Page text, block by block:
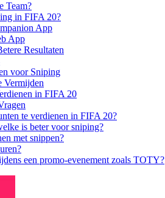
Team?
in FIFA 20?
App
App
Resultaten
voor Sniping
Vermijden
in FIFA 20
te verdienen in FIFA 20?
is beter voor sniping?
met snippen?
een promo-evenement zoals TOTY?